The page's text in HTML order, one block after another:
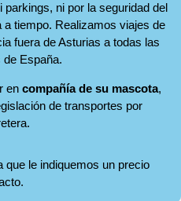
ni por la seguridad del
tiempo. Realizamos viajes de
fuera de Asturias a todas las
de España.
en compañía de su mascota,
de transportes por
le indiquemos un precio